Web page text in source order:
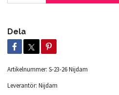
Dela
Artikelnummer: S-23-26 Nijdam
Leverantör: Nijdam